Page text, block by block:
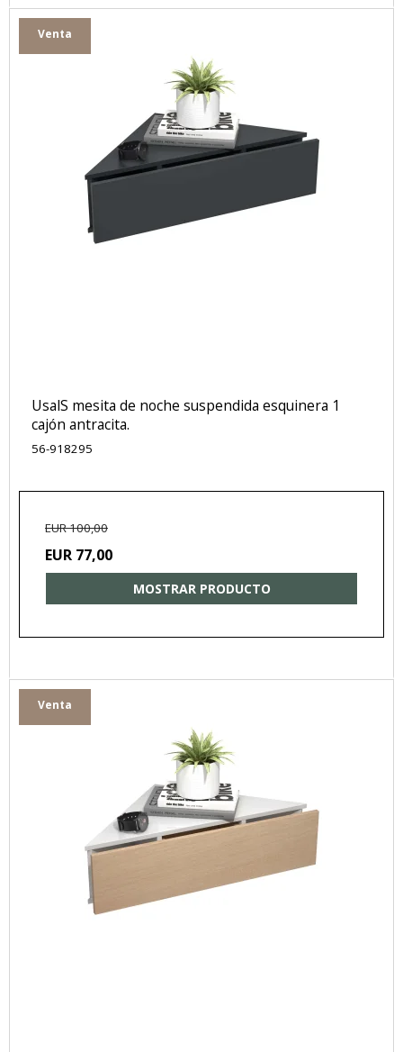
Venta
UsalS mesita de noche suspendida esquinera 1
cajón antracita.
56-918295
EUR 100,00
EUR 77,00
MOSTRAR PRODUCTO
Venta